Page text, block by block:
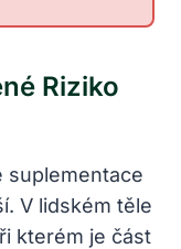
Riziko
suplementace
V lidském těle
kterém je část